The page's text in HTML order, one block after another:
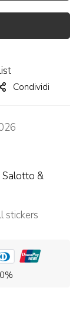
Condividi
Salotto &
stickers